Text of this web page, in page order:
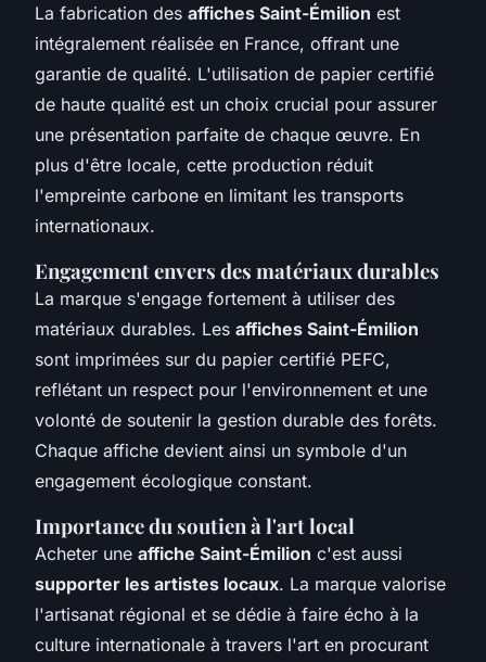
La fabrication des affiches Saint-Émilion est
intégralement réalisée en France, offrant une
garantie de qualité. L'utilisation de papier certifié
de haute qualité est un choix crucial pour assurer
une présentation parfaite de chaque œuvre. En
plus d'être locale, cette production réduit
l'empreinte carbone en limitant les transports
internationaux.
Engagement envers des matériaux durables
La marque s'engage fortement à utiliser des
matériaux durables. Les affiches Saint-Émilion
sont imprimées sur du papier certifié PEFC,
reflétant un respect pour l'environnement et une
volonté de soutenir la gestion durable des forêts.
Chaque affiche devient ainsi un symbole d'un
engagement écologique constant.
Importance du soutien à l'art local
Acheter une affiche Saint-Émilion c'est aussi
supporter les artistes locaux. La marque valorise
l'artisanat régional et se dédie à faire écho à la
culture internationale à travers l'art en procurant